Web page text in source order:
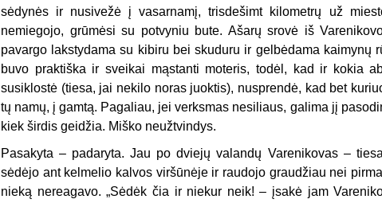
sėdynės ir nusivežė į vasarnamį, trisdešimt kilometrų už
nemiegojo, grūmėsi su potvyniu bute. Ašarų srovė iš
pavargo lakstydama su kibiru bei skuduru ir gelbėdama kaimynų
buvo praktiška ir sveikai mąstanti moteris, todėl, kad ir kokia
susiklostė (tiesa, jai nekilo noras juoktis), nusprendė, kad bet
tų namų, į gamtą. Pagaliau, jei verksmas nesiliaus, galima jį
kiek širdis geidžia. Miško neužtvindys.
Pasakyta – padaryta. Jau po dviejų valandų Varenikovas –
sėdėjo ant kelmelio kalvos viršūnėje ir raudojo graudžiau nei
nieką nereagavo. „Sėdėk čia ir niekur neik! – įsakė jam